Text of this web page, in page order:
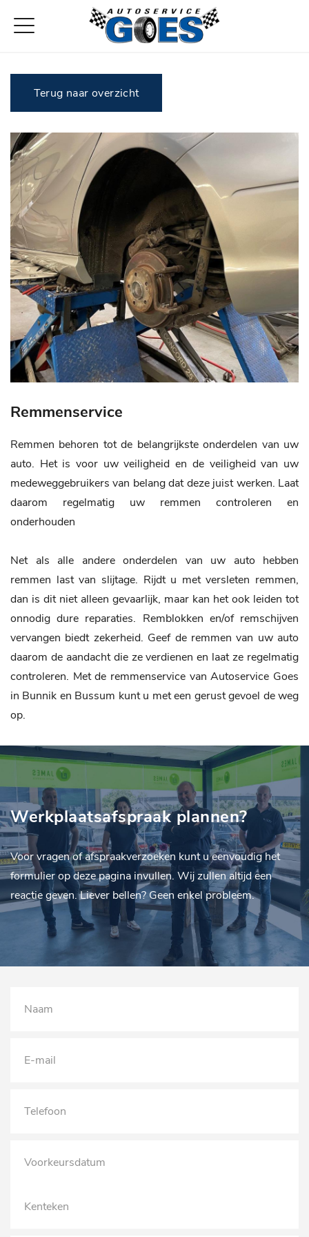
Terug naar overzicht
Remmenservice
Remmen behoren tot de belangrijkste onderdelen van uw
auto. Het is voor uw veiligheid en de veiligheid van uw
medeweggebruikers van belang dat deze juist werken. Laat
daarom regelmatig uw remmen controleren en
onderhouden
Net als alle andere onderdelen van uw auto hebben
remmen last van slijtage. Rijdt u met versleten remmen,
dan is dit niet alleen gevaarlijk, maar kan het ook leiden tot
onnodig dure reparaties. Remblokken en/of remschijven
vervangen biedt zekerheid. Geef de remmen van uw auto
daarom de aandacht die ze verdienen en laat ze regelmatig
controleren. Met de remmenservice van Autoservice Goes
in Bunnik en Bussum kunt u met een gerust gevoel de weg
op.
Werkplaatsafspraak plannen?
Voor vragen of afspraakverzoeken kunt u eenvoudig het
formulier op deze pagina invullen. Wij zullen altijd een
reactie geven. Liever bellen? Geen enkel probleem.